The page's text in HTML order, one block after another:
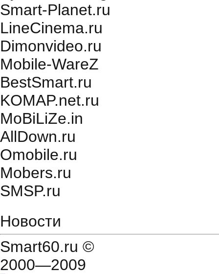
Smart-Planet.ru
LineCinema.ru
Dimonvideo.ru
Mobile-WareZ
BestSmart.ru
KOMAP.net.ru
MoBiLiZe.in
AllDown.ru
Оmobile.ru
Mobers.ru
SMSP.ru
Новости
Smart60.ru ©
2000—2009